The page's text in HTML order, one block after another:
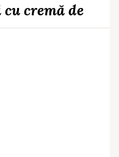
cremă de